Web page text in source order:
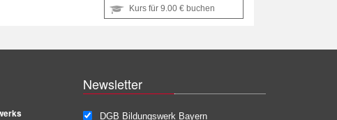
Kurs für 9.00 € buchen
Newsletter
DGB Bildungswerk Bayern